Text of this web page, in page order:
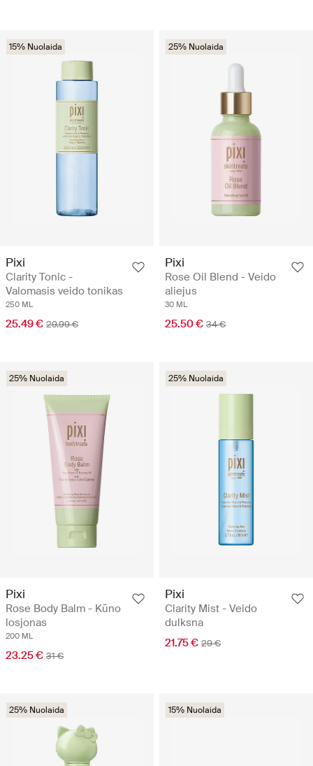
15% Nuolaida
Pixi
Clarity Tonic -
Valomasis veido tonikas
250 ML
25.49 € 29.99 €
25% Nuolaida
Pixi
Rose Oil Blend - Veido
aliejus
30 ML
25.50 € 34 €
25% Nuolaida
Pixi
Rose Body Balm - Kūno
losjonas
200 ML
23.25 € 31 €
25% Nuolaida
Pixi
Clarity Mist - Veido
dulksna
21.75 € 29 €
25% Nuolaida 15% Nuolaida